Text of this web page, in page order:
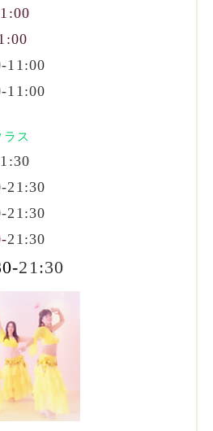
11:00
11:00
ス
21:30
21:30
21:30
21:30